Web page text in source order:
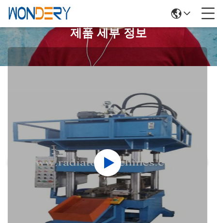
제품 세부 정보